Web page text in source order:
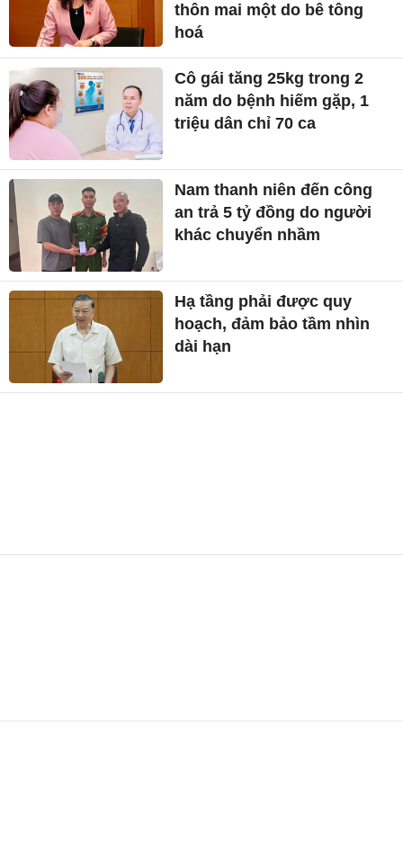
thôn mai một do bê tông
hoá
Cô gái tăng 25kg trong 2
năm do bệnh hiếm gặp, 1
triệu dân chỉ 70 ca
Nam thanh niên đến công
an trả 5 tỷ đồng do người
khác chuyển nhầm
Hạ tầng phải được quy
hoạch, đảm bảo tầm nhìn
dài hạn